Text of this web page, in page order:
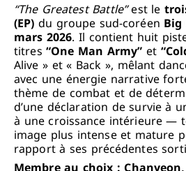
“The Greatest Battle”est le
(EP) du groupe sud-coréen Big
mars 2026. Il contient huit
titres“One Man Army” et
Alive » et « Back », mêlant
avec une énergie narrative
thème de combat et de
d’une déclaration de survie à
à une croissance intérieure —
image plus intense et mature
rapport à ses précédentes
Membre au choix : Chanyeon,